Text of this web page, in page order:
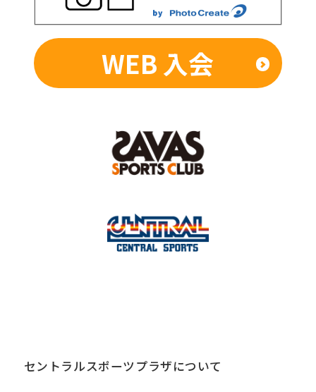
WEB 入会
セントラルスポーツプラザについて